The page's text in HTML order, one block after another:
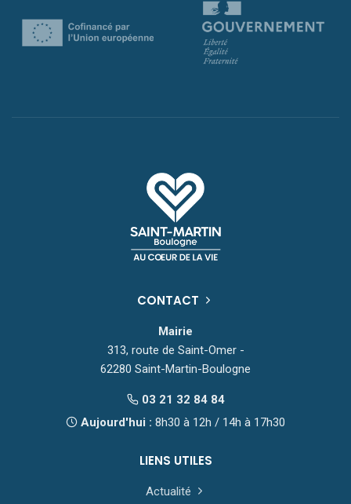
CONTACT
Mairie
313, route de Saint-Omer -
62280 Saint-Martin-Boulogne
03 21 32 84 84
Aujourd'hui : 8h30 à 12h / 14h à 17h30
LIENS UTILES
Actualité